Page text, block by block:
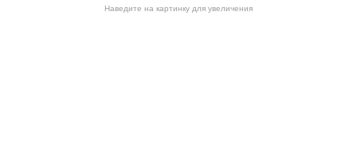
Наведите на картинку для увеличения